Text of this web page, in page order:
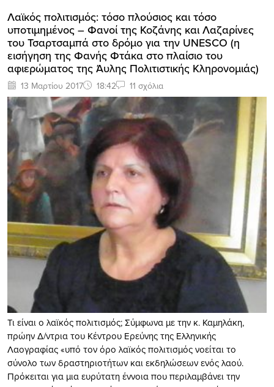
Λαϊκός πολιτισμός: τόσο πλούσιος και τόσο
υποτιμημένος – Φανοί της Κοζάνης και Λαζαρίνες
του Τσαρτσαμπά στο δρόμο για την UNESCO (η
εισήγηση της Φανής Φτάκα στο πλαίσιο του
αφιερώματος της Άυλης Πολιτιστικής Κληρονομιάς)
13 Μαρτίου 2017 18:42 11 σχόλια
Τι είναι ο λαϊκός πολιτισμός; Σύμφωνα με την κ. Καμηλάκη,
πρώην Δ/ντρια του Κέντρου Ερεύνης της Ελληνικής
Λαογραφίας «υπό τον όρο λαϊκός πολιτισμός νοείται το
σύνολο των δραστηριοτήτων και εκδηλώσεων ενός λαού.
Πρόκειται για μια ευρύτατη έννοια που περιλαμβάνει την